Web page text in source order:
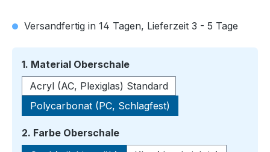
Versandfertig in 14 Tagen, Lieferzeit 3 - 5 Tage
1. Material Oberschaleauswählen
Acryl (AC, Plexiglas) Standard
Polycarbonat (PC, Schlagfest)
2. Farbe Oberschaleauswählen